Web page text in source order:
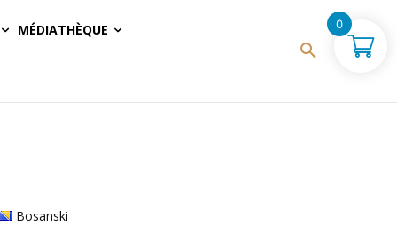
MÉDIATHÈQUE
Bosanski
0